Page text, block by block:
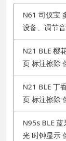
N61 司仪宝
设备、调节
N21 BLE 樱
页 标注擦除
N21 BLE 丁
页 标注擦除
N95s BLE
光 时钟显示